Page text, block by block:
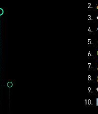
2.
3.
4.
5.
6.
7.
8.
9.
10.